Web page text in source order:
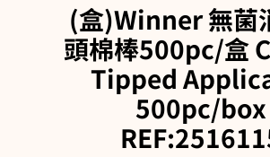
(盒)Winner 無菌
頭棉棒500pc/盒
Tipped
500pc/box